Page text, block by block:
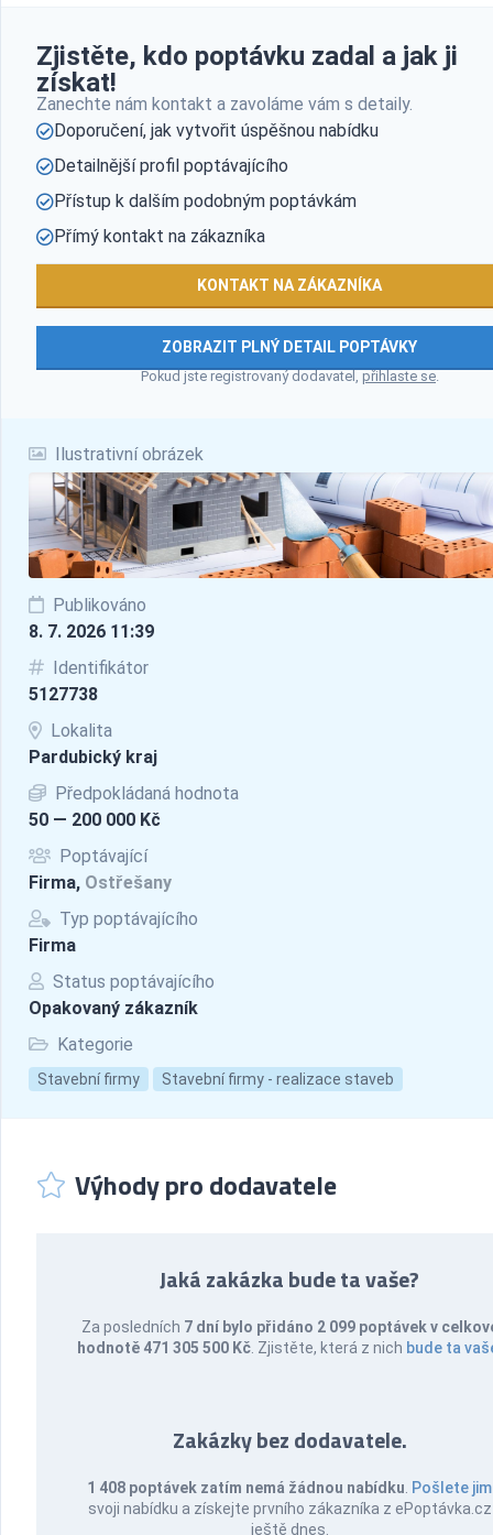
Ilustrativní obrázek
Publikováno
8. 7. 2026 11:39
Identifikátor
5127738
Lokalita
Pardubický kraj
Předpokládaná hodnota
50 — 200 000 Kč
Poptávající
Firma, Ostřešany
Typ poptávajícího
Firma
Status poptávajícího
Opakovaný zákazník
Kategorie
Stavební firmy Stavební firmy - realizace staveb
Zjistěte, kdo poptávku zadal a jak ji
získat!
Zanechte nám kontakt a zavoláme vám s detaily.
Doporučení, jak vytvořit úspěšnou nabídku
Detailnější profil poptávajícího
Přístup k dalším podobným poptávkám
Přímý kontakt na zákazníka
KONTAKT NA ZÁKAZNÍKA
ZOBRAZIT PLNÝ DETAIL POPTÁVKY
Pokud jste registrovaný dodavatel, přihlaste se.
Výhody pro dodavatele
Jaká zakázka bude ta vaše?
Za posledních 7 dní bylo přidáno 2 099 poptávek v
hodnotě 471 305 500 Kč . Zjistěte, která z nich bude ta
Zakázky bez dodavatele.
1 408 poptávek zatím nemá žádnou nabídku Pošlete jim
svoji nabídku a získejte prvního zákazníka z ePoptávka.cz
ještě dnes.